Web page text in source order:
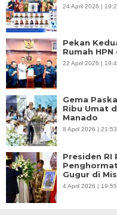
24 April 2026 |
Pekan
Rumah
22 April 2026 |
Gema
Ribu Umat
Manado
8 April 2026 |
Presiden RI
Gugur di
4 April 2026 |